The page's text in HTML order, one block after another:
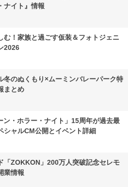
ナイト』情報
む！家族と過ごす仮装＆フォトジェニ
2026
冬のぬくもり×ムーミンバレーパーク特
まとめ
ン・ホラー・ナイト」15周年が過去最
シャルCM公開とイベント詳細
「ZOKKON」200万人突破記念セレモ
業情報